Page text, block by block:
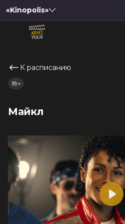
«Kinopolis»
К расписанию
Майкл
18+
Play